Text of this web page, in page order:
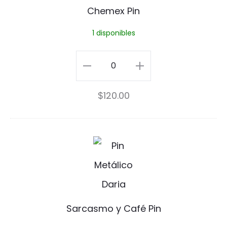
i
Chemex Pin
1 disponibles
Chemex
Pin
cantidad
$120.00
S
a
r
a
Sarcasmo y Café Pin